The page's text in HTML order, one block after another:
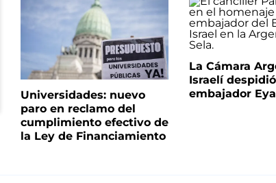
Universidades: nuevo
paro en reclamo del
cumplimiento efectivo de
la Ley de Financiamiento
La Cámara
Israelí
embajador